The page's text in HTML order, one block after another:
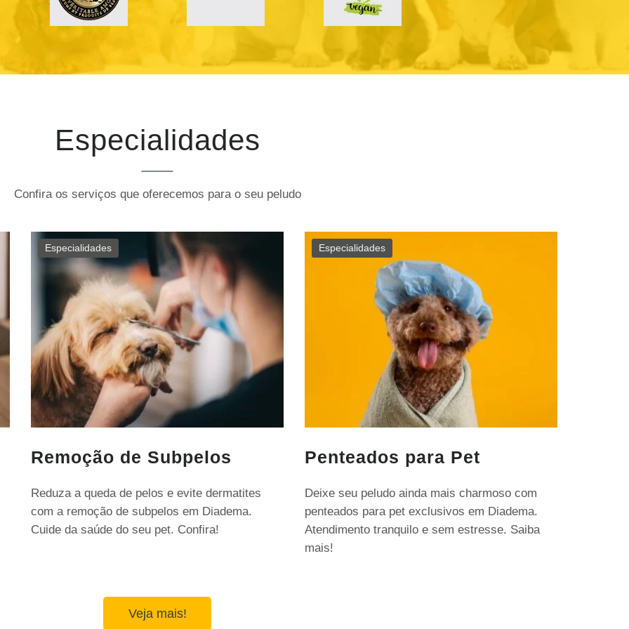
Especialidades
Confira os serviços que oferecemos para o seu peludo
Especialidades
Remoção de Subpelos
Reduza a queda de pelos e evite dermatites
com a remoção de subpelos em Diadema.
Cuide da saúde do seu pet. Confira!
Especialidades
Penteados para Pet
Deixe seu peludo ainda mais charmoso com
penteados para pet exclusivos em Diadema.
Atendimento tranquilo e sem estresse. Saiba
mais!
Veja mais!